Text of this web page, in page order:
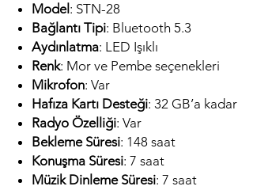
Model : STN-28
Bağlantı Tipi: Bluetooth 5.3
Aydınlatma: LED Işıklı
Renk: Mor ve Pembe seçenekleri
Mikrofon: Var
Hafıza Kartı Desteği: 32 GB’a kadar
Radyo Özelliği: Var
Bekleme Süresi: 148 saat
Konuşma Süresi: 7 saat
Müzik Dinleme Süresi: 7 saat